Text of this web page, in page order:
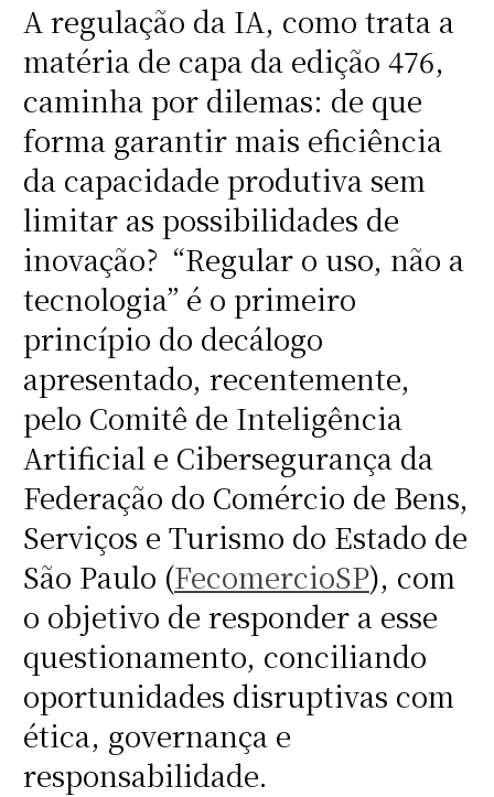
A regulação da IA, como trata a
matéria de capa da edição 476,
caminha por dilemas: de que
forma garantir mais eficiência
da capacidade produtiva sem
limitar as possibilidades de
inovação? “Regular o uso, não a
tecnologia” é o primeiro
princípio do decálogo
apresentado, recentemente,
pelo Comitê de Inteligência
Artificial e Cibersegurança da
Federação do Comércio de Bens,
Serviços e Turismo do Estado de
São Paulo (FecomercioSP), com
o objetivo de responder a esse
questionamento, conciliando
oportunidades disruptivas com
ética, governança e
responsabilidade.